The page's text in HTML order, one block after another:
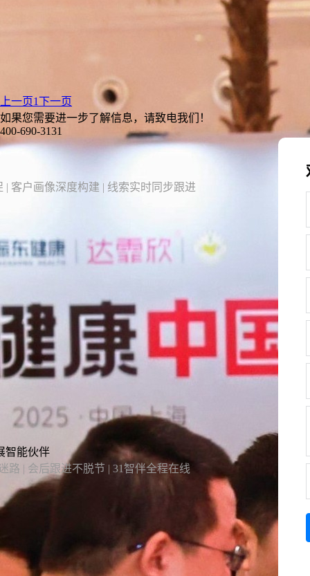
| 客户画像深度构建 | 线索实时同步跟进
智能伙伴
路 | 会后跟进不脱节 | 31智伴全程在线
学术会议注册系统如何实现一站式全流程管理？
学术会议注册系统实现一站式全流程管理，核心在于以统一入口整合资
源，通过自动化简化流程、以个性化覆盖需求、以数据化支撑决策。
了解详情
上一页1下一页
如果您需要进一步了解信息，请致电我们！
400-690-3131